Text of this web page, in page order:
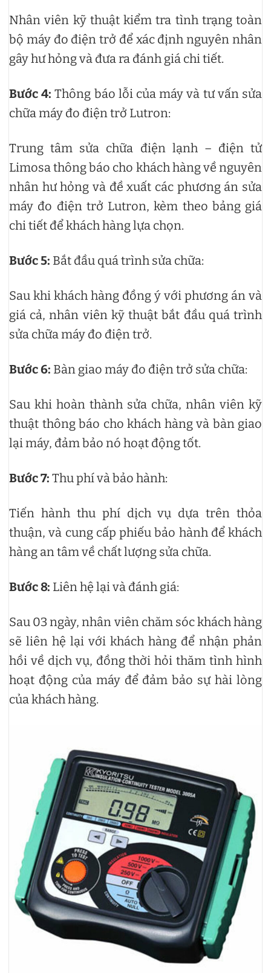
Nhân viên kỹ thuật kiểm tra tình trạng toàn
bộ máy đo điện trở để xác định nguyên nhân
gây hư hỏng và đưa ra đánh giá chi tiết.
Bước 4:Thông báo lỗi của máy và tư vấn sửa
chữa máy đo điện trở Lutron:
Trung tâm sửa chữa điện lạnh – điện tử
Limosa thông báo cho khách hàng về nguyên
nhân hư hỏng và đề xuất các phương án sửa
máy đo điện trở Lutron, kèm theo bảng giá
chi tiết để khách hàng lựa chọn.
Bước 5: Bắt đầu quá trình sửa chữa:
Sau khi khách hàng đồng ý với phương án và
giá cả, nhân viên kỹ thuật bắt đầu quá trình
sửa chữa máy đo điện trở.
Bước 6: Bàn giao máy đo điện trở sửa chữa:
Sau khi hoàn thành sửa chữa, nhân viên kỹ
thuật thông báo cho khách hàng và bàn giao
lại máy, đảm bảo nó hoạt động tốt.
Bước 7: Thu phí và bảo hành:
Tiến hành thu phí dịch vụ dựa trên thỏa
thuận, và cung cấp phiếu bảo hành để khách
hàng an tâm về chất lượng sửa chữa.
Bước 8: Liên hệ lại và đánh giá:
Sau 03 ngày, nhân viên chăm sóc khách hàng
sẽ liên hệ lại với khách hàng để nhận phản
hồi về dịch vụ, đồng thời hỏi thăm tình hình
hoạt động của máy để đảm bảo sự hài lòng
của khách hàng.